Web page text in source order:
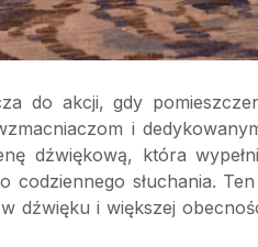
do akcji, gdy
i
dźwiękową, która
codziennego słuchania.
dźwięku i większej